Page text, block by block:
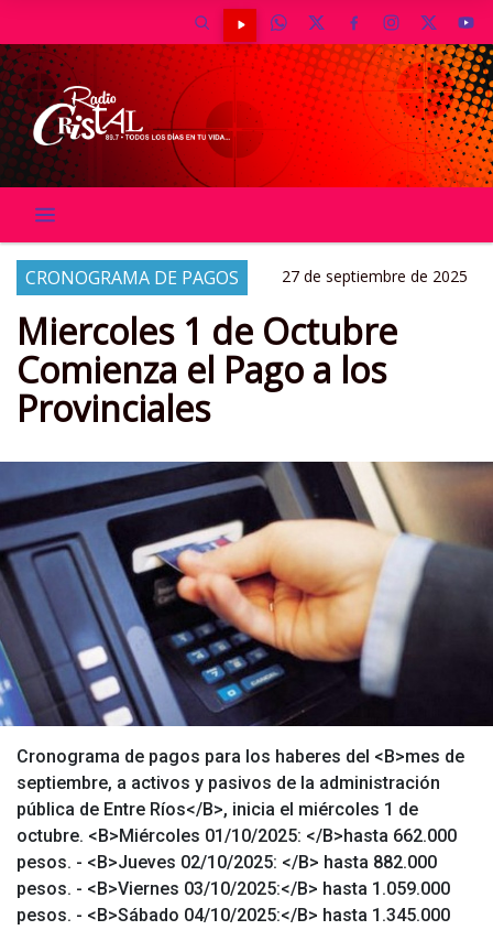
CRONOGRAMA DE PAGOS 27 de septiembre de 2025
Miercoles 1 de Octubre
Comienza el Pago a los
Provinciales
Cronograma de pagos para los haberes del <B>mes de
septiembre, a activos y pasivos de la administración
pública de Entre Ríos</B>, inicia el miércoles 1 de
octubre. <B>Miércoles 01/10/2025: </B>hasta 662.000
pesos. - <B>Jueves 02/10/2025: </B> hasta 882.000
pesos. - <B>Viernes 03/10/2025:</B> hasta 1.059.000
pesos. - <B>Sábado 04/10/2025:</B> hasta 1.345.000